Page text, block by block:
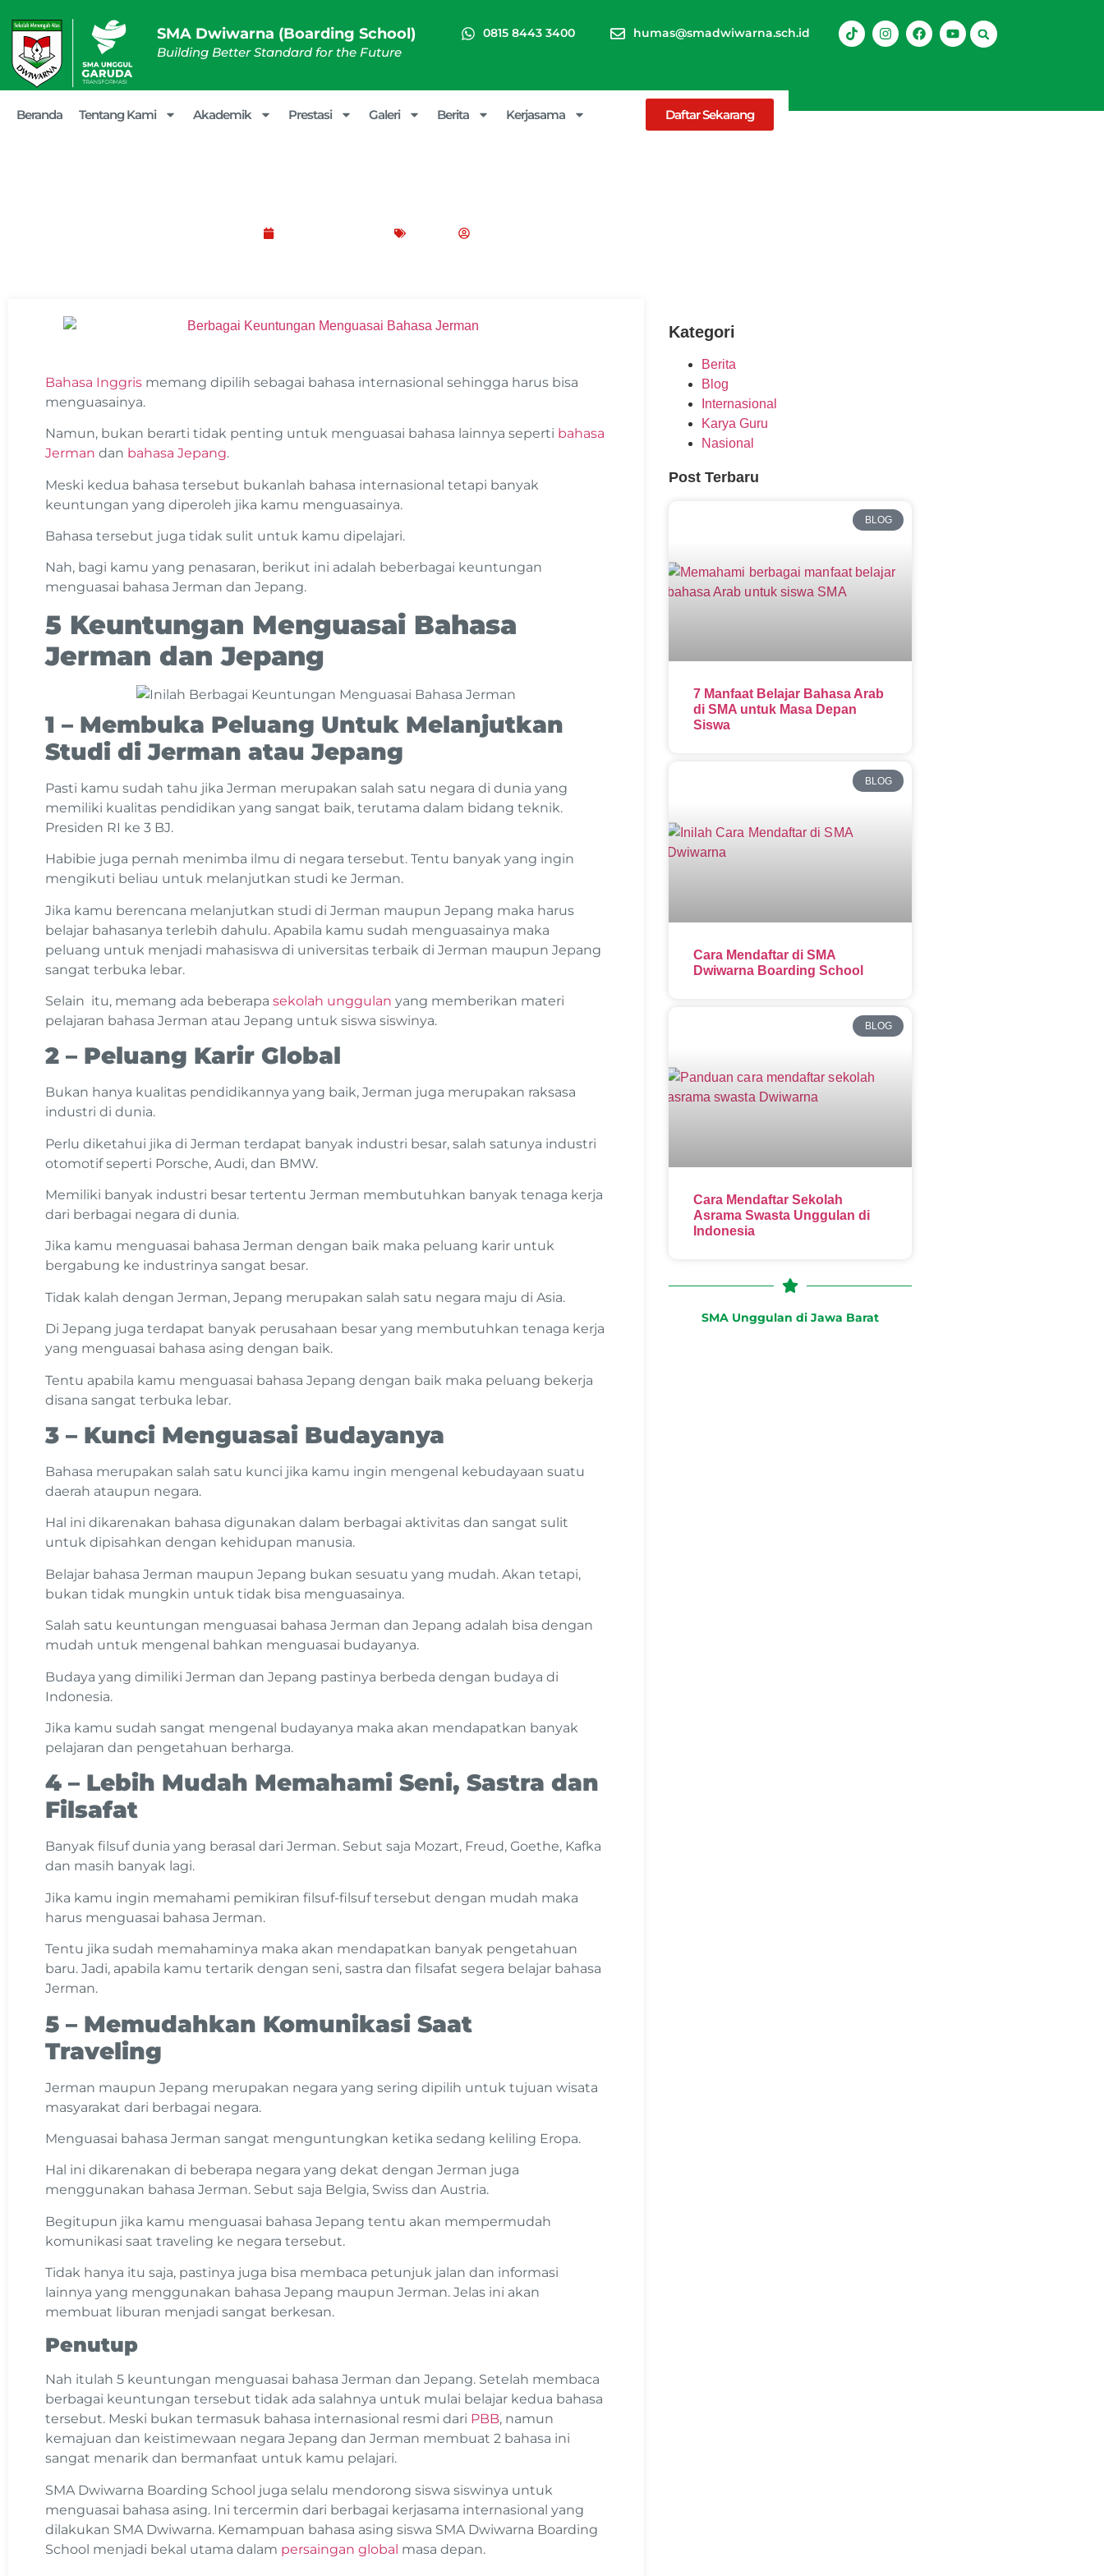
SMA Dwiwarna (Boarding School)
Building Better Standard for the Future
0815 8443 3400 humas@smadwiwarna.sch.id
Beranda Tentang Kami Akademik Prestasi Galeri Berita Kerjasama Daftar Sekarang
Bahasa Inggris memang dipilih sebagai bahasa internasional sehingga harus bisa
menguasainya.
Namun, bukan berarti tidak penting untuk menguasai bahasa lainnya seperti bahasa
Jerman dan bahasa Jepang.
Meski kedua bahasa tersebut bukanlah bahasa internasional tetapi banyak
keuntungan yang diperoleh jika kamu menguasainya.
Bahasa tersebut juga tidak sulit untuk kamu dipelajari.
Nah, bagi kamu yang penasaran, berikut ini adalah beberbagai keuntungan
menguasai bahasa Jerman dan Jepang.
5 Keuntungan Menguasai Bahasa
Jerman dan Jepang
1 – Membuka Peluang Untuk Melanjutkan
Studi di Jerman atau Jepang
Pasti kamu sudah tahu jika Jerman merupakan salah satu negara di dunia yang
memiliki kualitas pendidikan yang sangat baik, terutama dalam bidang teknik.
Presiden RI ke 3 BJ.
Habibie juga pernah menimba ilmu di negara tersebut. Tentu banyak yang ingin
mengikuti beliau untuk melanjutkan studi ke Jerman.
Jika kamu berencana melanjutkan studi di Jerman maupun Jepang maka harus
belajar bahasanya terlebih dahulu. Apabila kamu sudah menguasainya maka
peluang untuk menjadi mahasiswa di universitas terbaik di Jerman maupun Jepang
sangat terbuka lebar.
Selain itu, memang ada beberapa sekolah unggulan yang memberikan materi
pelajaran bahasa Jerman atau Jepang untuk siswa siswinya.
2 – Peluang Karir Global
Bukan hanya kualitas pendidikannya yang baik, Jerman juga merupakan raksasa
industri di dunia.
Perlu diketahui jika di Jerman terdapat banyak industri besar, salah satunya industri
otomotif seperti Porsche, Audi, dan BMW.
Memiliki banyak industri besar tertentu Jerman membutuhkan banyak tenaga kerja
dari berbagai negara di dunia.
Jika kamu menguasai bahasa Jerman dengan baik maka peluang karir untuk
bergabung ke industrinya sangat besar.
Tidak kalah dengan Jerman, Jepang merupakan salah satu negara maju di Asia.
Di Jepang juga terdapat banyak perusahaan besar yang membutuhkan tenaga kerja
yang menguasai bahasa asing dengan baik.
Tentu apabila kamu menguasai bahasa Jepang dengan baik maka peluang bekerja
disana sangat terbuka lebar.
3 – Kunci Menguasai Budayanya
Bahasa merupakan salah satu kunci jika kamu ingin mengenal kebudayaan suatu
daerah ataupun negara.
Hal ini dikarenakan bahasa digunakan dalam berbagai aktivitas dan sangat sulit
untuk dipisahkan dengan kehidupan manusia.
Belajar bahasa Jerman maupun Jepang bukan sesuatu yang mudah. Akan tetapi,
bukan tidak mungkin untuk tidak bisa menguasainya.
Salah satu keuntungan menguasai bahasa Jerman dan Jepang adalah bisa dengan
mudah untuk mengenal bahkan menguasai budayanya.
Budaya yang dimiliki Jerman dan Jepang pastinya berbeda dengan budaya di
Indonesia.
Jika kamu sudah sangat mengenal budayanya maka akan mendapatkan banyak
pelajaran dan pengetahuan berharga.
4 – Lebih Mudah Memahami Seni, Sastra dan
Filsafat
Banyak filsuf dunia yang berasal dari Jerman. Sebut saja Mozart, Freud, Goethe, Kafka
dan masih banyak lagi.
Jika kamu ingin memahami pemikiran filsuf-filsuf tersebut dengan mudah maka
harus menguasai bahasa Jerman.
Tentu jika sudah memahaminya maka akan mendapatkan banyak pengetahuan
baru. Jadi, apabila kamu tertarik dengan seni, sastra dan filsafat segera belajar bahasa
Jerman.
5 – Memudahkan Komunikasi Saat
Traveling
Jerman maupun Jepang merupakan negara yang sering dipilih untuk tujuan wisata
masyarakat dari berbagai negara.
Menguasai bahasa Jerman sangat menguntungkan ketika sedang keliling Eropa.
Hal ini dikarenakan di beberapa negara yang dekat dengan Jerman juga
menggunakan bahasa Jerman. Sebut saja Belgia, Swiss dan Austria.
Begitupun jika kamu menguasai bahasa Jepang tentu akan mempermudah
komunikasi saat traveling ke negara tersebut.
Tidak hanya itu saja, pastinya juga bisa membaca petunjuk jalan dan informasi
lainnya yang menggunakan bahasa Jepang maupun Jerman. Jelas ini akan
membuat liburan menjadi sangat berkesan.
Penutup
Nah itulah 5 keuntungan menguasai bahasa Jerman dan Jepang. Setelah membaca
berbagai keuntungan tersebut tidak ada salahnya untuk mulai belajar kedua bahasa
tersebut. Meski bukan termasuk bahasa internasional resmi dari PBB, namun
kemajuan dan keistimewaan negara Jepang dan Jerman membuat 2 bahasa ini
sangat menarik dan bermanfaat untuk kamu pelajari.
SMA Dwiwarna Boarding School juga selalu mendorong siswa siswinya untuk
menguasai bahasa asing. Ini tercermin dari berbagai kerjasama internasional yang
dilakukan SMA Dwiwarna. Kemampuan bahasa asing siswa SMA Dwiwarna Boarding
School menjadi bekal utama dalam persaingan global masa depan.
Kategori
Berita
Blog
Internasional
Karya Guru
Nasional
Post Terbaru
BLOG
7 Manfaat Belajar Bahasa Arab
di SMA untuk Masa Depan
Siswa
BLOG
Cara Mendaftar di SMA
Dwiwarna Boarding School
BLOG
Cara Mendaftar Sekolah
Asrama Swasta Unggulan di
Indonesia
SMA Unggulan di Jawa Barat